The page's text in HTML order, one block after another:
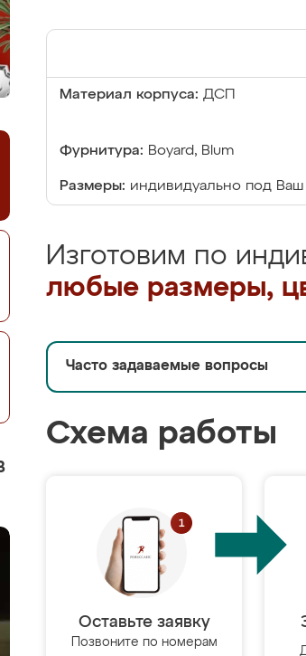
Материал корпуса: ДСП
Фурнитура: Boyard, Blum
Размеры: индивидуально под Ваш
Изготовим по
любые размеры,
Часто задаваемые вопросы
Схема работы
Оставьте заявку
Позвоните по номерам